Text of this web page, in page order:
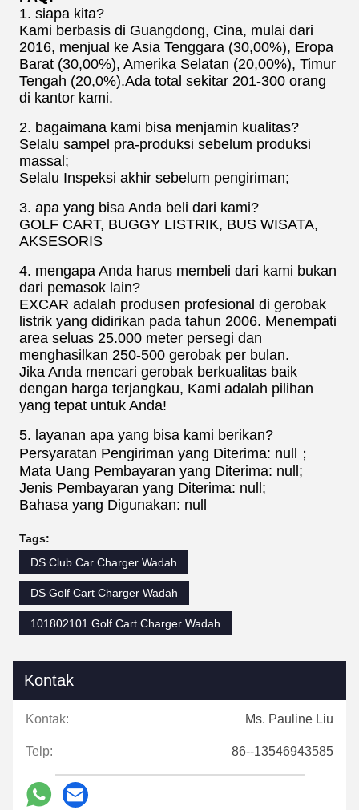
1. siapa kita?
Kami berbasis di Guangdong, Cina, mulai dari
2016, menjual ke Asia Tenggara (30,00%), Eropa
Barat (30,00%), Amerika Selatan (20,00%), Timur
Tengah (20,0%).Ada total sekitar 201-300 orang
di kantor kami.
2. bagaimana kami bisa menjamin kualitas?
Selalu sampel pra-produksi sebelum produksi
massal;
Selalu Inspeksi akhir sebelum pengiriman;
3. apa yang bisa Anda beli dari kami?
GOLF CART, BUGGY LISTRIK, BUS WISATA,
AKSESORIS
4. mengapa Anda harus membeli dari kami bukan
dari pemasok lain?
EXCAR adalah produsen profesional di gerobak
listrik yang didirikan pada tahun 2006. Menempati
area seluas 25.000 meter persegi dan
menghasilkan 250-500 gerobak per bulan.
Jika Anda mencari gerobak berkualitas baik
dengan harga terjangkau, Kami adalah pilihan
yang tepat untuk Anda!
5. layanan apa yang bisa kami berikan?
Persyaratan Pengiriman yang Diterima: null；
Mata Uang Pembayaran yang Diterima: null;
Jenis Pembayaran yang Diterima: null;
Bahasa yang Digunakan: null
Tags:
DS Club Car Charger Wadah
DS Golf Cart Charger Wadah
101802101 Golf Cart Charger Wadah
Kontak
Kontak: Ms. Pauline Liu
Telp: 86--13546943585